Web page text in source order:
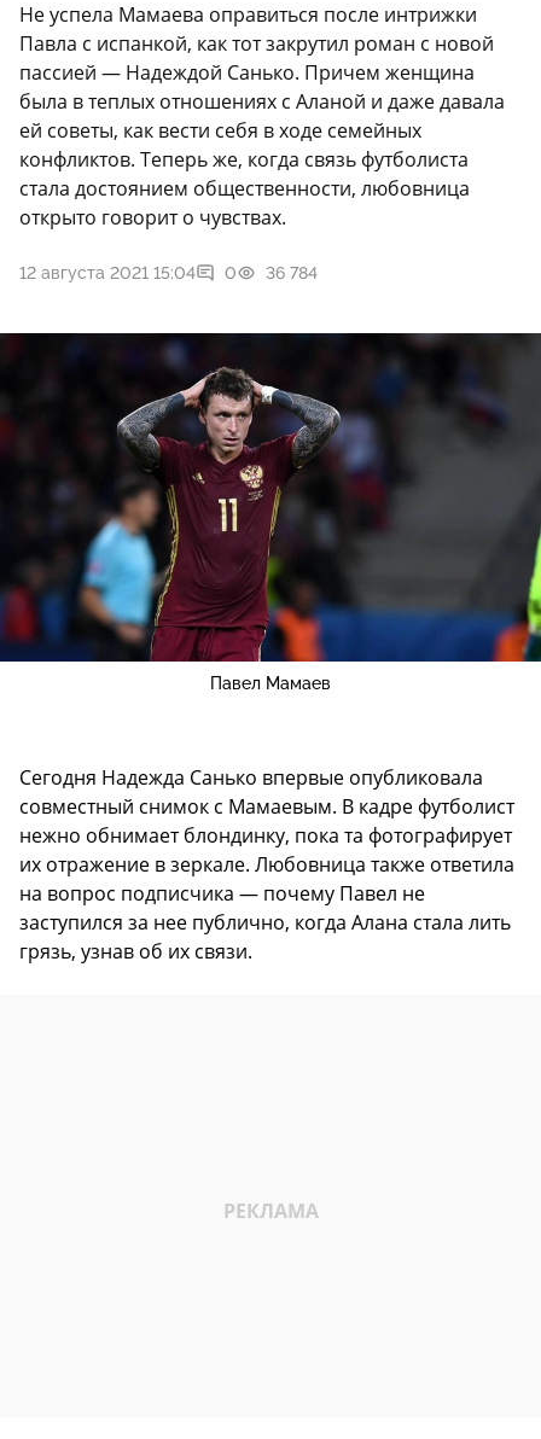
Не успела Мамаева оправиться после интрижки
Павла с испанкой, как тот закрутил роман с новой
пассией — Надеждой Санько. Причем женщина
была в теплых отношениях с Аланой и даже давала
ей советы, как вести себя в ходе семейных
конфликтов. Теперь же, когда связь футболиста
стала достоянием общественности, любовница
открыто говорит о чувствах.
12 августа 2021 15:04 0 36 784
Павел Мамаев
Сегодня Надежда Санько впервые опубликовала
совместный снимок с Мамаевым. В кадре футболист
нежно обнимает блондинку, пока та фотографирует
их отражение в зеркале. Любовница также ответила
на вопрос подписчика — почему Павел не
заступился за нее публично, когда Алана стала лить
грязь, узнав об их связи.